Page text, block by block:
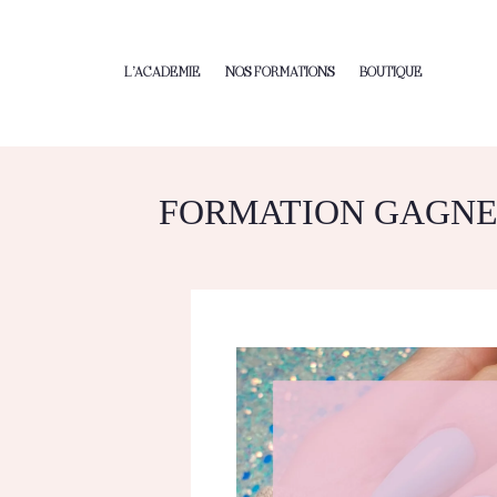
L’ACADEMIE NOS FORMATIONS BOUTIQUE
FORMATION